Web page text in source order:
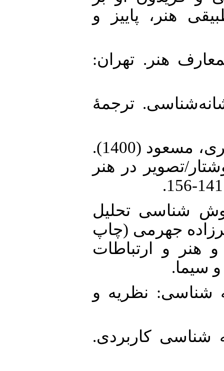
هنر، پاییز و
دایره المعارف هنر. تهران:
مبانی نشانه‌‌‌‌‌شناسی. ترجمۀ
4. حکیم، اعظم؛ پاکزاد، زهرا ؛ کوثری، مسعود (1400).
تصویر در هنر
روش و روش شناسی تحلیل
جهرمی (چاپ
هنر و ارتباطات
سیما.
(1388). نشانه شناسی: نظریه و
(1387). نشانه شناسی کاربردی.